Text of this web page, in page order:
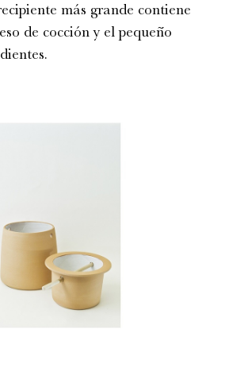
más grande contiene
de cocción y el pequeño